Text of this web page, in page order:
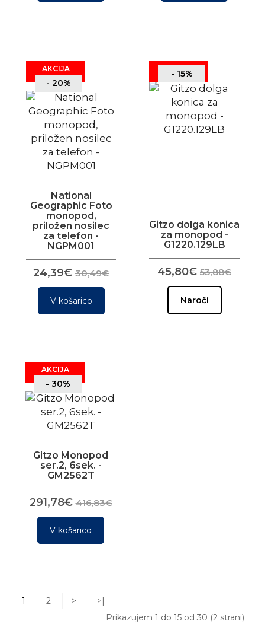
AKCIJA
- 20%
National
Geographic Foto
monopod,
priložen nosilec
za telefon -
NGPM001
24,39€ 30,49€
V košarico
- 15%
Gitzo dolga konica
za monopod -
G1220.129LB
45,80€ 53,88€
Naroči
AKCIJA
- 30%
Gitzo Monopod
ser.2, 6sek. -
GM2562T
291,78€ 416,83€
V košarico
1 2 >
>|
Prikazujem 1 do 15 od 30 (2 strani)